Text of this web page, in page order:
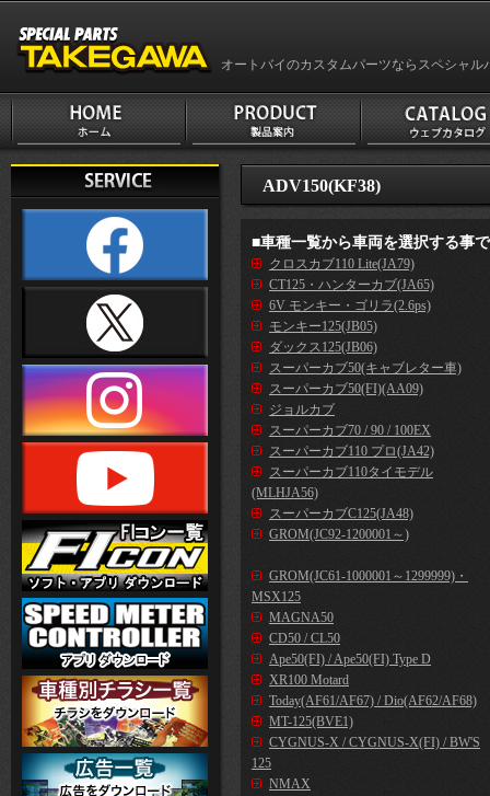
オートバイのカスタムパーツならスペシャル
ADV150(KF38)
■車種一覧から車両を選択する事
クロスカブ110 Lite(JA79)
CT125・ハンターカブ(JA65)
6V モンキー・ゴリラ(2.6ps)
モンキー125(JB05)
ダックス125(JB06)
スーパーカブ50(キャブレター車)
スーパーカブ50(FI)(AA09)
ジョルカブ
スーパーカブ70 / 90 / 100EX
スーパーカブ110 プロ(JA42)
スーパーカブ110タイモデル
(MLHJA56)
スーパーカブC125(JA48)
GROM(JC92-1200001～)
GROM(JC61-1000001～1299999)・
MSX125
MAGNA50
CD50 / CL50
Ape50(FI) / Ape50(FI) Type D
XR100 Motard
Today(AF61/AF67) / Dio(AF62/AF68)
MT-125(BVE1)
CYGNUS-X / CYGNUS-X(FI) / BW'S
125
NMAX